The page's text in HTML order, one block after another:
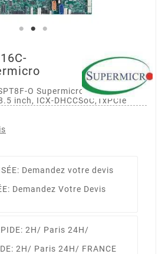
O Supermicro Embedded
inch, ICX-DHCCSoC,1xPCIe
Demandez Votre Devis
2H/ Paris 24H/ FRANCE